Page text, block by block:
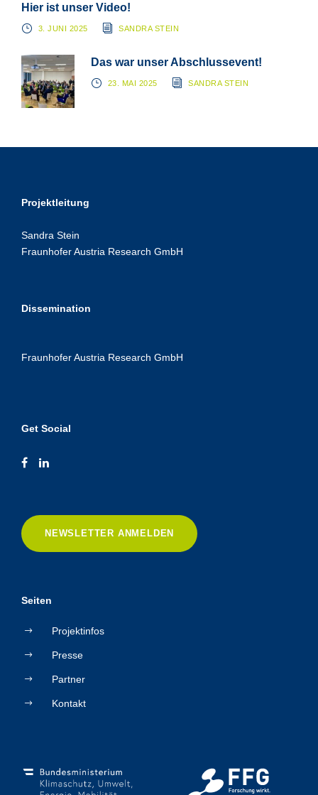
Hier ist unser Video!
3. JUNI 2025 SANDRA STEIN
Das war unser Abschlussevent!
23. MAI 2025 SANDRA STEIN
Projektleitung
Sandra Stein
Fraunhofer Austria Research GmbH
Dissemination
Fraunhofer Austria Research GmbH
Get Social
NEWSLETTER ANMELDEN
Seiten
Projektinfos
Presse
Partner
Kontakt